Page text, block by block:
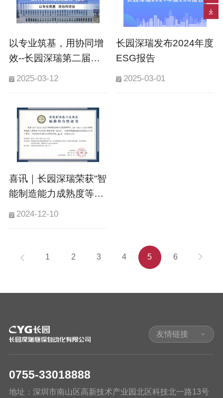
以专业筑基，用协同增
效--长园深瑞第二届设
计技能比武大赛圆满收
2025-03-12
长园深瑞发布2024年度
ESG报告
2025-03-01
喜讯｜长园深瑞荣获“智
能制造能力成熟度等级
叁级”证书
2024-12-10
1 2 3 4 5 6
友情链接
0755-33018888
地址：深圳市南山区高新技术产业园北区科技北一路13号